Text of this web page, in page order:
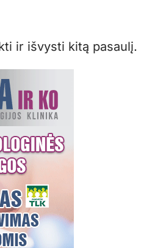
ir išvysti kitą pasaulį.